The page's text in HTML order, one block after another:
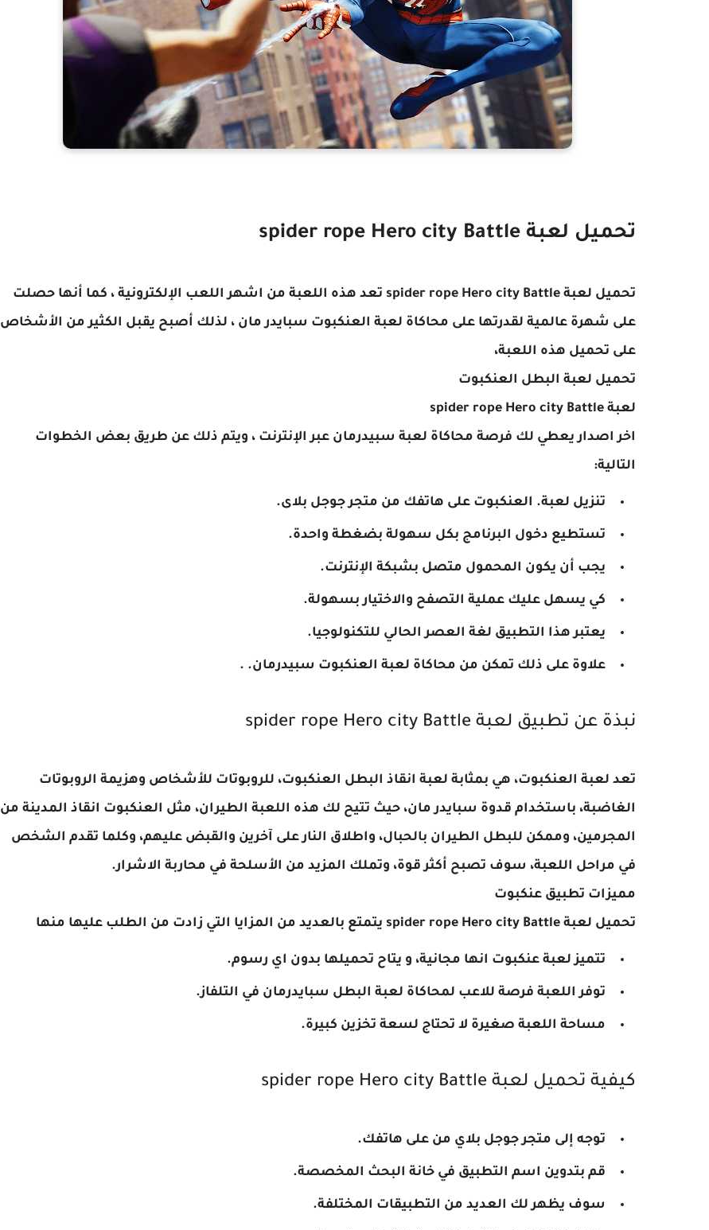
تحميل لعبة spider rope Hero city Battle
تحميل لعبة spider rope Hero city Battle تعد هذه اللعبة من اشهر اللعب الإلكترونية ، كما أنها حصلت
على شهرة عالمية لقدرتها على محاكاة لعبة العنكبوت سبايدر مان ، لذلك أصبح يقبل الكثير من الأشخاص
على تحميل هذه اللعبة،
تحميل لعبة البطل العنكبوت
لعبة spider rope Hero city Battle
اخر اصدار يعطي لك فرصة محاكاة لعبة سبيدرمان عبر الإنترنت ، ويتم ذلك عن طريق بعض الخطوات
التالية:
تنزيل لعبة. العنكبوت على هاتفك من متجر جوجل بلاى.
تستطيع دخول البرنامج بكل سهولة بضغطة واحدة.
يجب أن يكون المحمول متصل بشبكة الإنترنت.
كي يسهل عليك عملية التصفح والاختيار بسهولة.
يعتبر هذا التطبيق لغة العصر الحالي للتكنولوجيا.
علاوة على ذلك تمكن من محاكاة لعبة العنكبوت سبيدرمان. .
نبذة عن تطبيق لعبة spider rope Hero city Battle
تعد لعبة العنكبوت، هي بمثابة لعبة انقاذ البطل العنكبوت، للروبوتات للأشخاص وهزيمة الروبوتات
الغاضبة، باستخدام قدوة سبايدر مان، حيث تتيح لك هذه اللعبة الطيران، مثل العنكبوت انقاذ المدينة من
المجرمين، وممكن للبطل الطيران بالحبال، واطلاق النار على آخرين والقبض عليهم، وكلما تقدم الشخص
في مراحل اللعبة، سوف تصبح أكثر قوة، وتملك المزيد من الأسلحة في محاربة الاشرار.
مميزات تطبيق عنكبوت
تحميل لعبة spider rope Hero city Battle يتمتع بالعديد من المزايا التي زادت من الطلب عليها منها
تتميز لعبة عنكبوت انها مجانية، و يتاح تحميلها بدون اي رسوم.
توفر اللعبة فرصة للاعب لمحاكاة لعبة البطل سبايدرمان في التلفاز.
مساحة اللعبة صغيرة لا تحتاج لسعة تخزين كبيرة.
كيفية تحميل لعبة spider rope Hero city Battle
توجه إلى متجر جوجل بلاي من على هاتفك.
قم بتدوين اسم التطبيق في خانة البحث المخصصة.
سوف يظهر لك العديد من التطبيقات المختلفة.